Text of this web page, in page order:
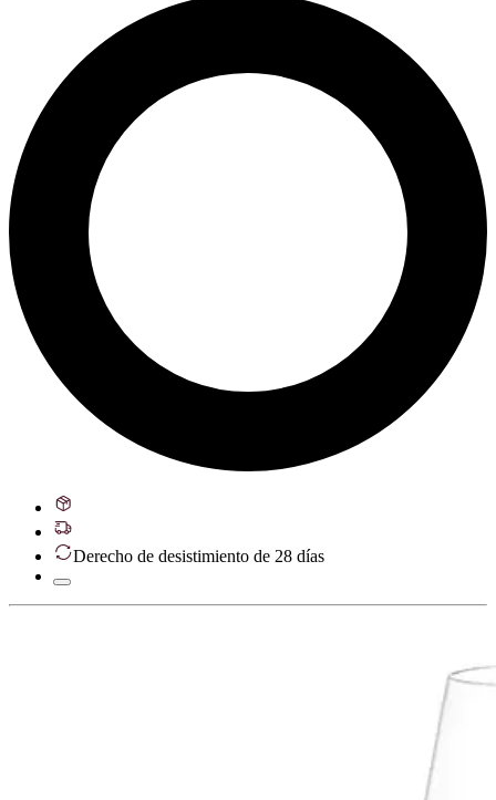
Derecho de desistimiento de 28 días